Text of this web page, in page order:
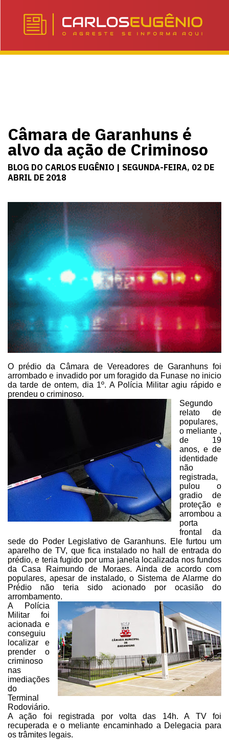
Câmara de Garanhuns é
alvo da ação de Criminoso
BLOG DO CARLOS EUGÊNIO | SEGUNDA-FEIRA, 02 DE
ABRIL DE 2018
O prédio da Câmara de Vereadores de Garanhuns foi
arrombado e invadido por um foragido da Funase noinicio
da tarde de ontem, dia 1º. A Polícia Militar agiu rápido e
prendeu o criminoso.
Segundo
relato de
populares,
o meliante ,
de 19
anos, e de
identidade
não
registrada,
pulou o
gradio de
proteção e
arrombou a
porta
frontal da
sede do Poder Legislativo de Garanhuns. Ele furtou um
aparelho de TV, que fica instalado no hall de entrada do
prédio, e teria fugido por uma janela localizada nos fundos
da Casa Raimundode Moraes. Ainda de acordo com
populares, apesar de instalado, o Sistema de Alarme do
Prédio não teria sido acionado por ocasião do
arrombamento.
A Polícia
Militar foi
acionada e
conseguiu
localizar e
prender o
criminoso
nas
imediações
do
Terminal
Rodoviário.
A ação foi registrada por volta das 14h. A TV foi
recuperada e o meliante encaminhadoa Delegacia para
os trâmites legais.